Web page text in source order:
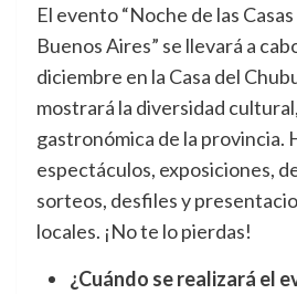
El evento “Noche de las
Buenos Aires” se llevará a
diciembre en la Casa del
mostrará la diversidad
gastronómica de la provincia.
espectáculos, exposiciones,
sorteos, desfiles y
locales. ¡No te lo pierdas!
¿Cuándo se realizará el